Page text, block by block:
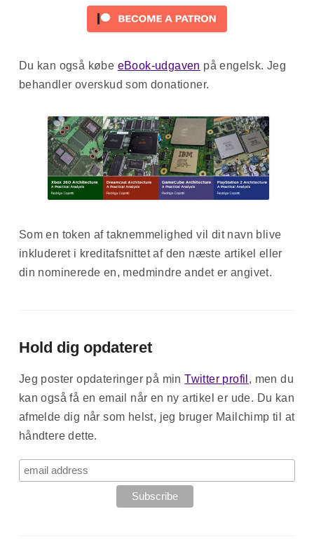
Sony PlayStation 4
-
-
### Honourable articles / For another series
Commodore 64
Amiga 500 (featuring the Original Chip Set)
Amiga 3000 (featuring the Enhanced Chip Set)
- Amiga 4000 (featuring the Advanced Graphics
Du kan også købe eBook-udgaven på engelsk. Jeg
behandler overskud som donationer.
Som en token af taknemmelighed vil dit navn blive
inkluderet i kreditafsnittet af den næste artikel eller
din nominerede en, medmindre andet er angivet.
Hold dig opdateret
Jeg poster opdateringer på minTwitter profil , men du
kan også få en email når en ny artikel er ude. Du kan
afmelde dig når som helst, jeg bruger Mailchimp til at
håndtere dette.